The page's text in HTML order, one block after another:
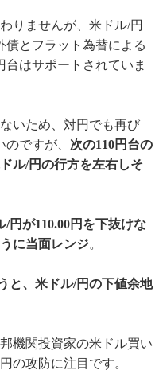
りませんが、米ドル/円
債とフラット為替による
台はサポートされていま
いため、対円でも再び
ですが、 次の110円台の
ル/円の行方を左右しそ
/円が110.00円を下抜けな
に当面レンジ。
と、米ドル/円の下値余地
機関投資家の米ドル買い
の攻防に注目です。